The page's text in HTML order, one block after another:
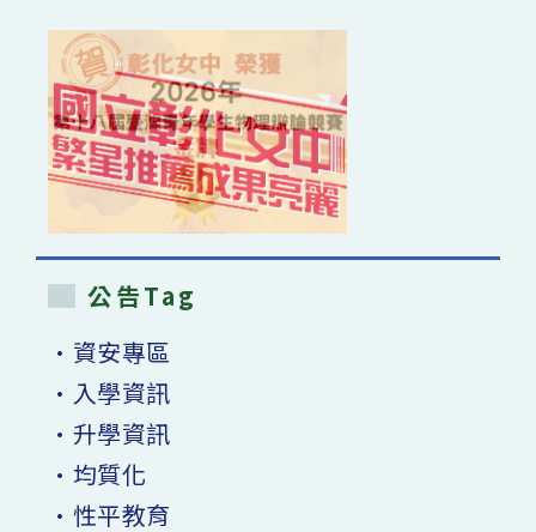
公告Tag
•資安專區
•入學資訊
•升學資訊
•均質化
•性平教育